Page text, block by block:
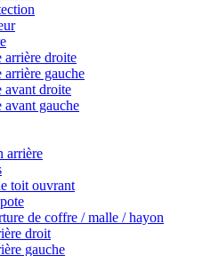
arrière droite
arrière gauche
avant droite
avant gauche
arrière
toit ouvrant
de coffre / malle / hayon
droit
gauche